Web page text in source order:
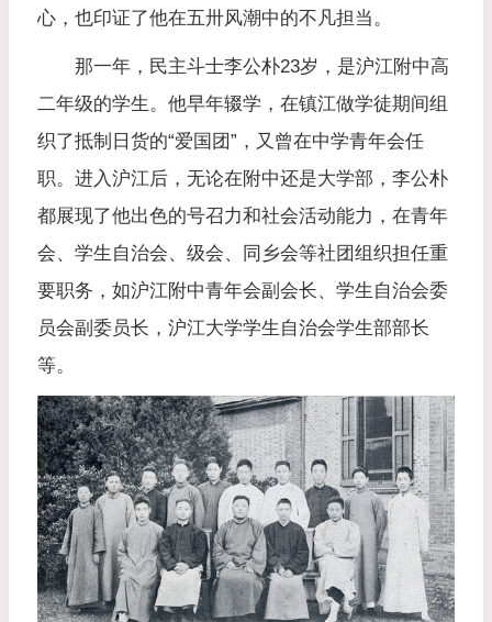
心，也印证了他在五卅风潮中的不凡担当。
那一年，民主斗士李公朴23岁，是沪江附中高
二年级的学生。他早年辍学，在镇江做学徒期间组
织了抵制日货的“爱国团”，又曾在中学青年会任
职。进入沪江后，无论在附中还是大学部，李公朴
都展现了他出色的号召力和社会活动能力，在青年
会、学生自治会、级会、同乡会等社团组织担任重
要职务，如沪江附中青年会副会长、学生自治会委
员会副委员长，沪江大学学生自治会学生部部长
等。